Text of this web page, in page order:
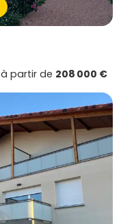
à partir de 208 000 €